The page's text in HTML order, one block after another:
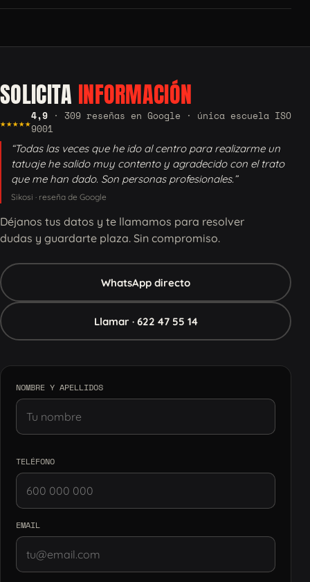
SOLICITA INFORMACIÓN
★★★★★4,9 · 309 reseñas en Google · única escuela ISO
9001
“Todas las veces que he ido al centro para realizarme un
tatuaje he salido muy contento y agradecido con el trato
que me han dado. Son personas profesionales.”
Sikosi · reseña de Google
Déjanos tus datos y te llamamos para resolver
dudas y guardarte plaza. Sin compromiso.
WhatsApp directo
Llamar · 622 47 55 14
NOMBRE Y APELLIDOS
TELÉFONO
EMAIL